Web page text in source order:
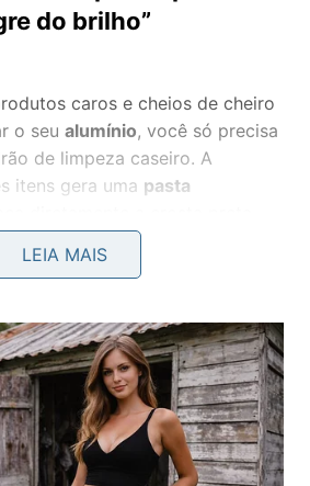
do brilho”
caros e cheios de cheiro
o seu alumínio, você só precisa
de limpeza caseiro. A
itens gera uma pasta
metal receba um tratamento de
renovando a claridade de
LEIA MAIS